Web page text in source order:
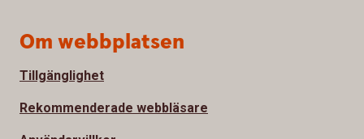
Om webbplatsen
Tillgänglighet
Rekommenderade webbläsare